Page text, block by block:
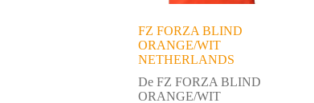
FZ FORZA BLIND
ORANGE/WIT
NETHERLANDS
De FZ FORZA BLIND
ORANGE/WIT